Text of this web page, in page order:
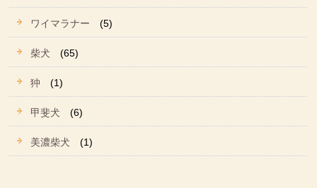
ワイマラナー (5)
柴犬 (65)
狆 (1)
甲斐犬 (6)
美濃柴犬 (1)